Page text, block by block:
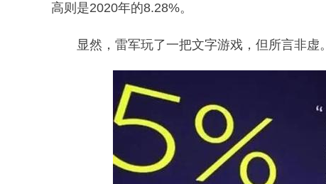
高则是2020年的8.28%。
显然，雷军玩了一把文字游戏，但所言非虚。